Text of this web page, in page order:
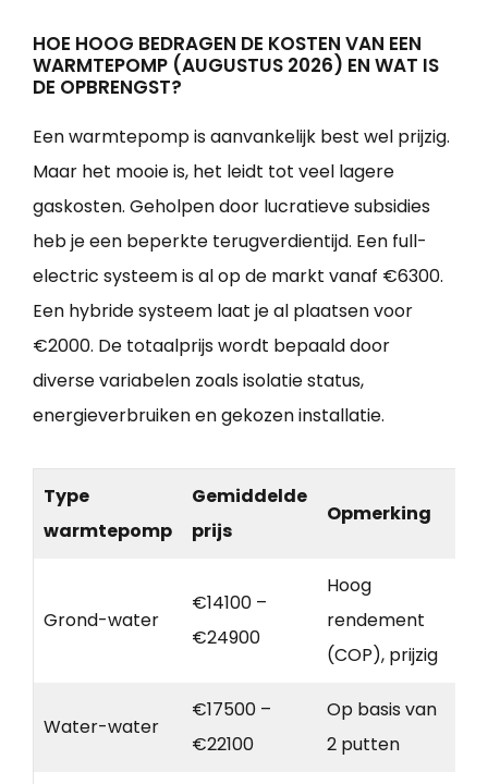
HOE HOOG BEDRAGEN DE KOSTEN VAN EEN
WARMTEPOMP (AUGUSTUS 2026) EN WAT IS
DE OPBRENGST?
Een warmtepomp is aanvankelijk best wel prijzig.
Maar het mooie is, het leidt tot veel lagere
gaskosten. Geholpen door lucratieve subsidies
heb je een beperkte terugverdientijd. Een full-
electric systeem is al op de markt vanaf €6300.
Een hybride systeem laat je al plaatsen voor
€2000. De totaalprijs wordt bepaald door
diverse variabelen zoals isolatie status,
energieverbruiken en gekozen installatie.
Type
warmtepomp
Gemiddelde
prijs
Opmerking
Grond-water
€14100 –
€24900
Hoog
rendement
(COP), prijzig
Water-water
€17500 –
€22100
Op basis van
2 putten